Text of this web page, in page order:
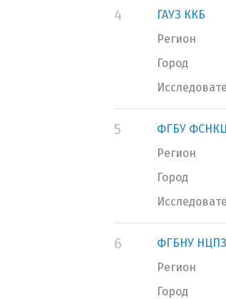
4
ГАУЗ ККБ
Регион
Город
5
ФГБУ
Регион
Город
6
ФГБНУ НЦПЗ
Регион
Город